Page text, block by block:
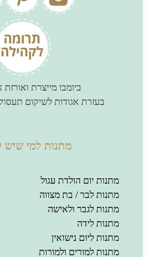
ביומבו מייצרת
בעזרת אגודות לשיקום
מתנות למי שיש
מתנות יום הולדת עגול
מתנות לבר / בת מצווה
מתנות לגבר ולאישה
מתנות לידה
מתנות ליום נישואין
מתנות למורים ולמורות